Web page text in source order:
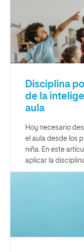
Disciplina
de la
aula
Hoy necesario
el aula desde los
niña. En este
aplicar la